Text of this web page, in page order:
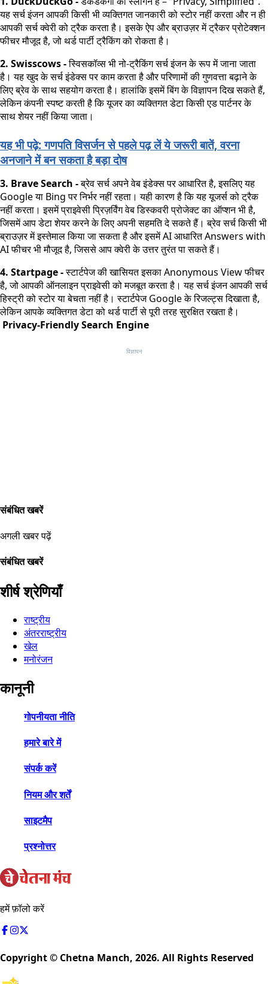
यह सर्च इंजन आपकी किसी भी व्यक्तिगत जानकारी को स्टोर नहीं करता और न ही
आपकी सर्च क्वेरी को ट्रैक करता है। इसके ऐप और ब्राउज़र में ट्रैकर प्रोटेक्शन
फीचर मौजूद है, जो थर्ड पार्टी ट्रैकिंग को रोकता है।
2. Swisscows -स्विसकॉव्स भी नो-ट्रैकिंग सर्च इंजन के रूप में जाना जाता
है। यह खुद के सर्च इंडेक्स पर काम करता है और परिणामों की गुणवत्ता बढ़ाने के
लिए ब्रेव के साथ सहयोग करता है। हालांकि इसमें बिंग के विज्ञापन दिख सकते हैं,
लेकिन कंपनी स्पष्ट करती है कि यूजर का व्यक्तिगत डेटा किसी एड पार्टनर के
साथ शेयर नहीं किया जाता।
यह भी पढ़े: गणपति विसर्जन से पहले पढ़ लें ये जरूरी बातें, वरना
अनजाने में बन सकता है बड़ा दोष
3. Brave Search -ब्रेव सर्च अपने वेब इंडेक्स पर आधारित है, इसलिए यह
Google या Bing पर निर्भर नहीं रहता। यही कारण है कि यह यूजर्स को ट्रैक
नहीं करता। इसमें प्राइवेसी प्रिज़र्विंग वेब डिस्कवरी प्रोजेक्ट का ऑप्शन भी है,
जिसमें आप डेटा शेयर करने के लिए अपनी सहमति दे सकते हैं। ब्रेव सर्च किसी भी
ब्राउज़र में इस्तेमाल किया जा सकता है और इसमें AI आधारित Answers with
AI फीचर भी मौजूद है, जिससे आप क्वेरी के उत्तर तुरंत पा सकते हैं।
4. Startpage -स्टार्टपेज की खासियत इसका Anonymous View फीचर
है, जो आपकी ऑनलाइन प्राइवेसी को मजबूत करता है। यह सर्च इंजन आपकी सर्च
हिस्ट्री को स्टोर या बेचता नहीं है। स्टार्टपेज Google के रिजल्ट्स दिखाता है,
लेकिन आपके व्यक्तिगत डेटा को थर्ड पार्टी से पूरी तरह सुरक्षित रखता है।
Privacy-Friendly Search Engine
विज्ञापन
संबंधित खबरें
अगली खबर पढ़ें
संबंधित खबरें
शीर्ष श्रेणियाँ
राष्ट्रीय
अंतरराष्ट्रीय
खेल
मनोरंजन
कानूनी
गोपनीयता नीति
हमारे बारे में
संपर्क करें
नियम और शर्तें
साइटमैप
प्रश्नोत्तर
हमें फ़ॉलो करें
Copyright © Chetna Manch, 2026. All Rights Reserved